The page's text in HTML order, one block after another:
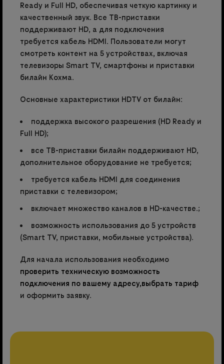
Ready и Full HD, обеспечивая четкую картинку и
качественный звук. Все ТВ-приставки
поддерживают HD, а для подключения
требуется кабель HDMI. Пользователи могут
смотреть контент на 5 устройствах, включая
телевизоры Smart TV, смартфоны и приставки
билайн Кохма.
Основные характеристики HDTV от билайн:
поддержка высокого разрешения (HD Ready и
Full HD);
все ТВ-приставки билайн поддерживают HD,
дополнительное оборудование не требуется;
требуется кабель HDMI для соединения
приставки с телевизором;
включает множество каналов в HD-качестве.;
возможность использования до 5 устройств
(Smart TV, приставки, мобильные устройства).
Для начала использования необходимо
проверить техническую возможность
подключения по вашему адресу,выбрать тариф
и оформить заявку.